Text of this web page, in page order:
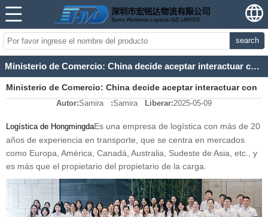
search
Ministerio de Comercio: China decide aceptar interactuar con los Estados Unidos
Ministerio de Comercio: China decide aceptar interactuar con
los Estados Unidos
Autor:Samira :Samira Liberar:2025-05-09
Logística de HongmingdaEs una empresa de logística con más de 20
años de experiencia en transporte, que se centra en mercados
como Europa, América, Canadá, Australia, Sudeste de Asia, etc., y
es más que el propietario del propietario de la carga.